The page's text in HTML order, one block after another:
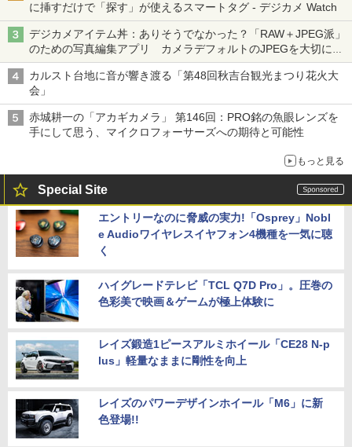
に挿すだけで「探す」が使えるスマートタグ - デジカメ Watch
デジカメアイテム丼：ありそうでなかった？「RAW＋JPEG派」
のための写真編集アプリ カメラデフォルトのJPEGを大切にす
る「Filmator」
カルスト台地に音が響き渡る「第48回秋吉台観光まつり花火大
会」
赤城耕一の「アカギカメラ」 第146回：PRO銘の魚眼レンズを
手にして思う、マイクロフォーサーズへの期待と可能性
もっと見る
Special Site
エントリーなのに脅威の実力!「Osprey」Nobl
e Audioワイヤレスイヤフォン4機種を一気に聴
く
ハイグレードテレビ「TCL Q7D Pro」。圧巻の
色彩美で映画＆ゲームが極上体験に
レイズ鍛造1ピースアルミホイール「CE28 N-p
lus」軽量なままに剛性を向上
レイズのパワーデザインホイール「M6」に新
色登場!!